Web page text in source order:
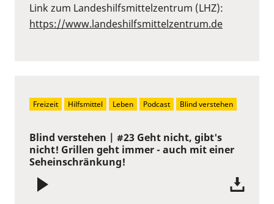
Link zum Landeshilfsmittelzentrum (LHZ):
https://www.landeshilfsmittelzentrum.de
Blind verstehen | #23 Geht nicht, gibt's
nicht! Grillen geht immer - auch mit einer
Seheinschränkung!
Freizeit Hilfsmittel Leben Podcast Blind verstehen